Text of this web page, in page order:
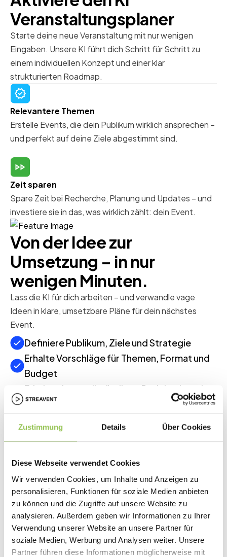
Zustimmung Details Über Cookies
Diese Webseite verwendet Cookies
Wir verwenden Cookies, um Inhalte und Anzeigen zu
personalisieren, Funktionen für soziale Medien anbieten
zu können und die Zugriffe auf unsere Website zu
analysieren. Außerdem geben wir Informationen zu Ihrer
Verwendung unserer Website an unsere Partner für
soziale Medien, Werbung und Analysen weiter. Unsere
Partner führen diese Informationen möglicherweise mit
Veranstaltungsplaner
Starte deine neue Veranstaltung mit nur wenigen
Eingaben. Unsere KI führt dich Schritt für Schritt zu
einem individuellen Konzept und einer klar
strukturierten Roadmap.
Relevantere Themen
Erstelle Events, die dein Publikum wirklich ansprechen –
und perfekt auf deine Ziele abgestimmt sind.
Zeit sparen
Spare Zeit bei Recherche, Planung und Updates – und
investiere sie in das, was wirklich zählt: dein Event.
Von der Idee zur
Umsetzung – in nur
wenigen Minuten.
Lass die KI für dich arbeiten – und verwandle vage
Ideen in klare, umsetzbare Pläne für dein nächstes
Event.
Definiere Publikum, Ziele und Strategie
Erhalte Vorschläge für Themen, Format und
Budget
Erhalte einen vollständigen Projektplan mit
klaren Meilensteinen
Mehr Relevanz. Weniger
Ergebnisse.
Erstelle Events, die wirklich zählen – für dein Publikum
und deine Ziele. Lass dir von KI passende Themen,
Formate und Zeitpläne vorschlagen, basierend auf
echter Nutzerabsicht – für mehr Relevanz und Wirkung.
100%
Zielgerichtetere Inhalte = höheres